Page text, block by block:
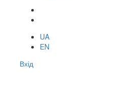
UA
EN
Вхід